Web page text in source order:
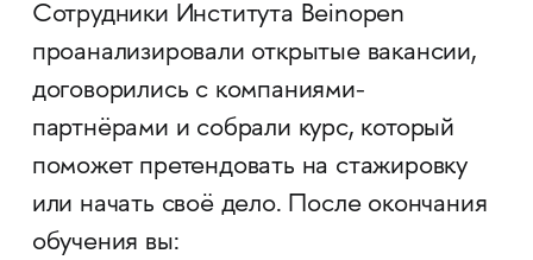
Сотрудники Института Beinopen
проанализировали открытые вакансии,
договорились с компаниями-
партнёрами и собрали курс, который
поможет претендовать на стажировку
или начать своё дело. После окончания
обучения вы: